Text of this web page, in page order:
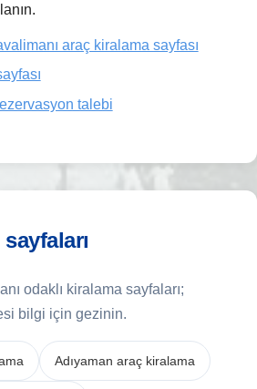
araç kiralama sayfası
talebi
odaklı kiralama sayfaları;
bilgi için gezinin.
Adıyaman araç kiralama